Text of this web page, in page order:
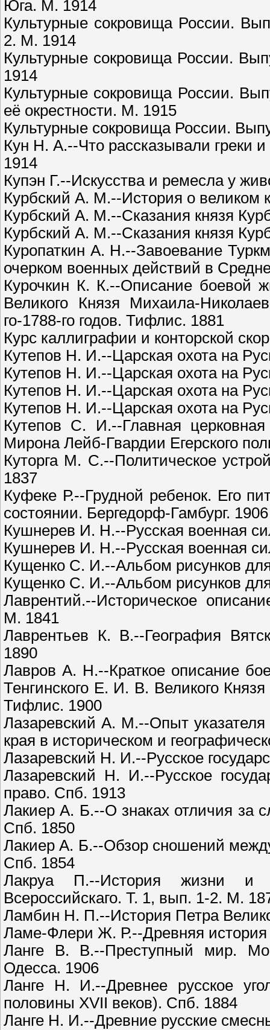
Юга. М. 1914
Культурные сокровища России.
2. М. 1914
Культурные сокровища России.
1914
Культурные сокровища России.
её окрестности. М. 1915
Культурные сокровища России.
Кун Н. А.--Что рассказывали греки
1914
Купэн Г.--Искусства и ремесла у
Курбский А. М.--История о великом
Курбский А. М.--Сказания князя
Курбский А. М.--Сказания князя
Куропаткин А. Н.--Завоевание
очерком военных действий в
Курочкин К. К.--Описание боевой
Великого Князя Михаила-
го-1788-го годов. Тифлис. 1881
Курс каллиграфии и конторской
Кутепов Н. И.--Царская охота на
Кутепов Н. И.--Царская охота на
Кутепов Н. И.--Царская охота на
Кутепов Н. И.--Царская охота на
Кутепов С. И.--Главная
Мирона Лейб-Гвардии Егерского
Куторга М. С.--Политическое
1837
Куфеке Р.--Грудной ребенок. Его
состоянии. Бергедорф-Гамбург. 1906
Кушнерев И. Н.--Русская военная
Кушнерев И. Н.--Русская военная
Кущенко С. И.--Альбом рисунков
Кущенко С. И.--Альбом рисунков
Лаврентий.--Историческое
М. 1841
Лаврентьев К. В.--География
1890
Лавров А. Н.--Краткое описание
Тенгинского Е. И. В. Великого
Тифлис. 1900
Лазаревский А. М.--Опыт указателя
края в историческом и
Лазаревский Н. И.--Русское
Лазаревский Н. И.--Русское
право. Спб. 1913
Лакиер А. Б.--О знаках отличия за
Спб. 1850
Лакиер А. Б.--Обзор сношений
Спб. 1854
Лакруа П.--История жизни и
Всероссийскаго. Т. 1, вып. 1-2. М.
Ламбин Н. П.--История Петра
Ламе-Флери Ж. Р.--Древняя история
Ланге В. В.--Преступный мир.
Одесса. 1906
Ланге Н. И.--Древнее русское
половины XVII веков). Спб. 1884
Ланге Н. И.--Древние русские